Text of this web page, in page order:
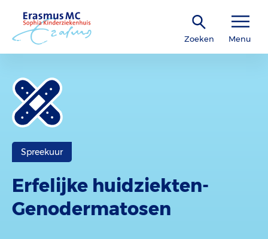
Zoeken Menu
Spreekuur
Erfelijke huidziekten-
Genoderma­tosen